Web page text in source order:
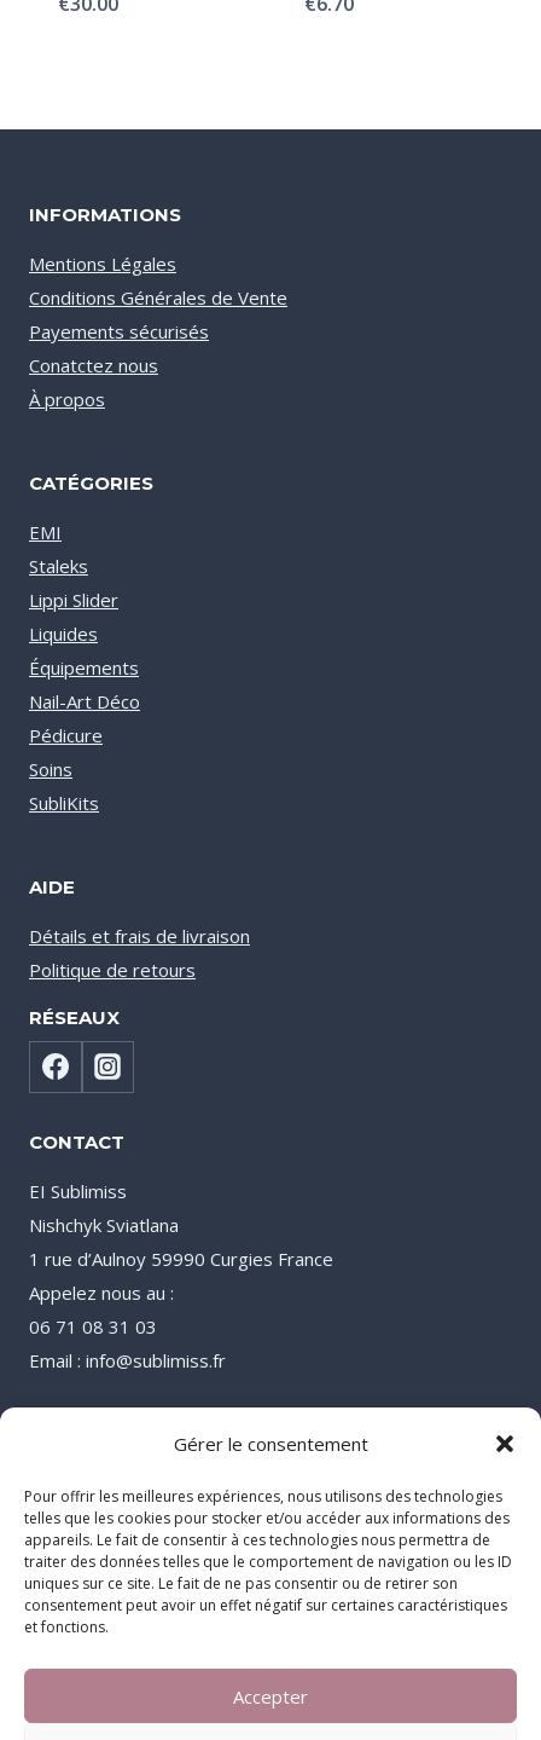
Gérer le consentement
Pour offrir les meilleures expériences, nous utilisons des technologies
telles que les cookies pour stocker et/ou accéder aux informations des
appareils. Le fait de consentir à ces technologies nous permettra de
traiter des données telles que le comportement de navigation ou les ID
uniques sur ce site. Le fait de ne pas consentir ou de retirer son
consentement peut avoir un effet négatif sur certaines caractéristiques
et fonctions.
Accepter
INFORMATIONS
Mentions Légales
Conditions Générales de Vente
Payements sécurisés
Conatctez nous
À propos
CATÉGORIES
EMI
Staleks
Lippi Slider
Liquides
Équipements
Nail-Art Déco
Pédicure
Soins
SubliKits
AIDE
Détails et frais de livraison
Politique de retours
RÉSEAUX
CONTACT
EI Sublimiss
Nishchyk Sviatlana
1 rue d’Aulnoy 59990 Curgies France
Appelez nous au :
06 71 08 31 03
Email : info@sublimiss.fr